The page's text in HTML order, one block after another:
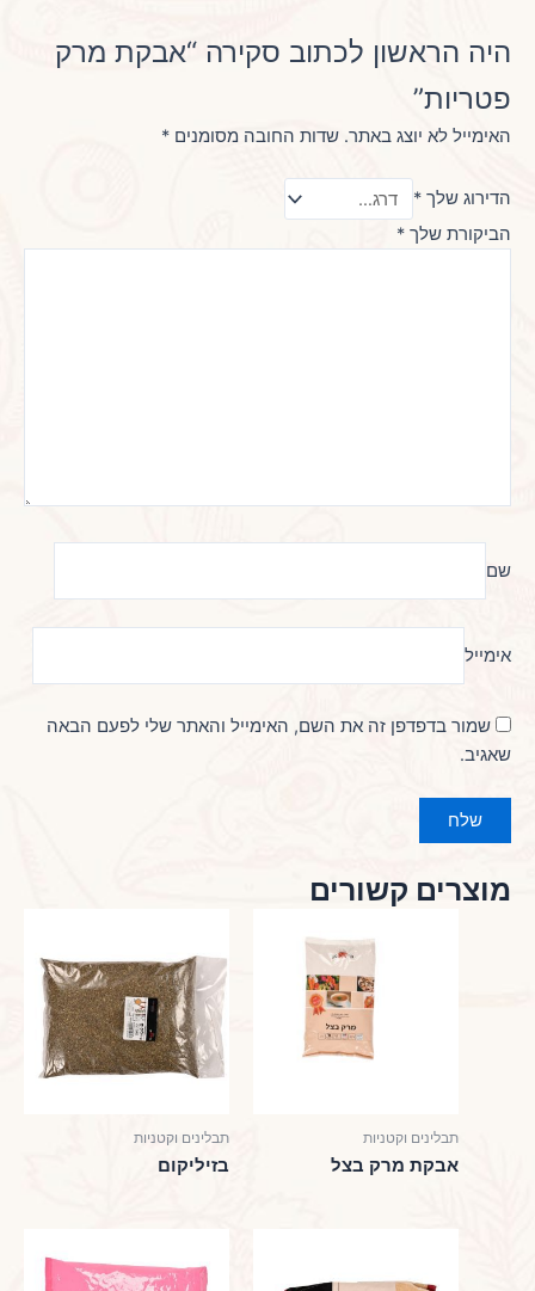
היה הראשון לכתוב סקירה “אבקת מרק
פטריות”
האימייל לא יוצג באתר. שדות החובה מסומנים *
הדירוג שלך *
הביקורת שלך *
שם
אימייל
שמור בדפדפן זה את השם, האימייל והאתר שלי לפעם הבאה
שאגיב.
מוצרים קשורים
תבלינים וקטניות
אבקת מרק בצל
תבלינים וקטניות
בזיליקום